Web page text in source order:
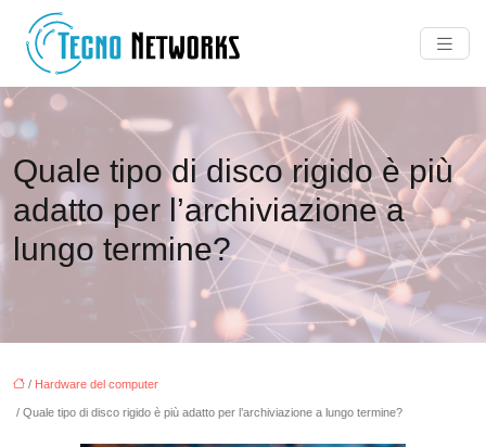
Quale tipo di disco rigido è più
adatto per l’archiviazione a
lungo termine?
/ Hardware del computer
/ Quale tipo di disco rigido è più adatto per l’archiviazione a lungo termine?